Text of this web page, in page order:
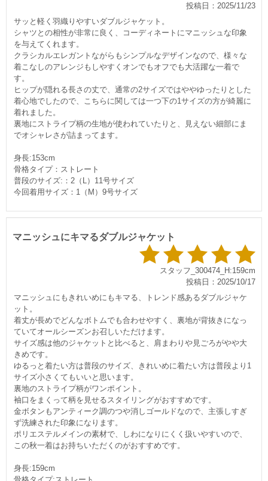
投稿日：2025/11/23
サッと軽く羽織りやすいダブルジャケット。
シャツとの相性が非常に良く、コーディネートにマニッシュな印象
を与えてくれます。
クラシカルエレガントながらもシンプルなデザインなので、様々な
着こなしのアレンジもしやすくオンでもオフでも大活躍な一着で
す。
ヒップが隠れる長さの丈で、通常の2サイズではややゆったりとした
着心地でしたので、こちらに関しては一つ下の1サイズの方が綺麗に
着れました。
裏地にストライプ柄の生地が使われていたりと、見えない細部にま
でオシャレさが詰まってます。
身長:153cm
骨格タイプ：ストレート
普段のサイズ:：2（L）11号サイズ
今回着用サイズ：1（M）9号サイズ
マニッシュにキマるダブルジャケット
スタッフ_300474_H:159cm
投稿日：2025/10/17
マニッシュにもきれいめにもキマる、トレンド感あるダブルジャケ
ット。
着丈が長めでどんなボトムでも合わせやすく、裏地が背抜きになっ
ていてオールシーズンお召しいただけます。
サイズ感は他のジャケットと比べると、肩まわりや見ごろがやや大
きめです。
ゆるっと着たい方は普段のサイズ、きれいめに着たい方は普段より1
サイズ小さくてもいいと思います。
裏地のストライプ柄がワンポイント。
袖口をまくって柄を見せるスタイリングがおすすめです。
金ボタンもアンティーク調のつや消しゴールドなので、主張しすぎ
ず洗練された印象になります。
ポリエステルメインの素材で、しわになりにくく扱いやすいので、
この秋一着はお持ちいただくのがおすすめです。
身長:159cm